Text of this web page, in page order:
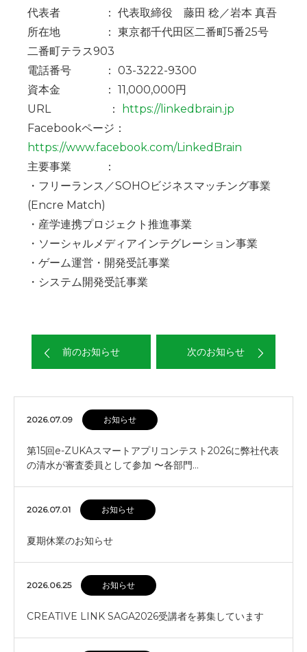
代表者 ： 代表取締役 藤田 稔／岩本 真吾
所在地 ： 東京都千代田区二番町5番25号
二番町テラス903
電話番号 ： 03-3222-9300
資本金 ： 11,000,000円
URL ：
https://linkedbrain.jp
Facebookページ：
https://www.facebook.com/LinkedBrain
主要事業 ：
・フリーランス／SOHOビジネスマッチング事業
(Encre Match)
・産学連携プロジェクト推進事業
・ソーシャルメディアインテグレーション事業
・ゲーム運営・開発受託事業
・システム開発受託事業
前のお知らせ 次のお知らせ
2026.07.09 お知らせ
第15回e-ZUKAスマートアプリコンテスト2026に弊社代表
の清水が審査委員として参加 〜各部門…
2026.07.01 お知らせ
夏期休業のお知らせ
2026.06.25 お知らせ
CREATIVE LINK SAGA2026受講者を募集しています